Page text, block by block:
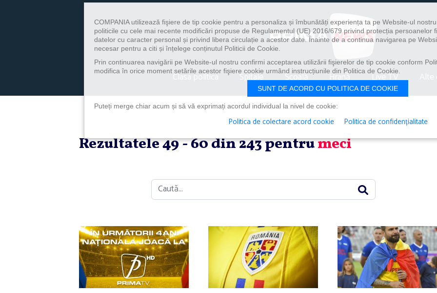
Clasa politica Spitale Școală Hrană Live TV
Rezultatele 49 - 60 din 243 pentrumeci
Caută
COMPANIA utilizează fişiere de tip cookie pentru a personaliza și îmbunătăți experiența ta pe Website-ul
politicile cu cele mai recente modificări propuse de Regulamentul (UE) 2016/679 privind protecția persoanelor
datelor cu caracter personal și privind libera circulație a acestor date. Înainte de a continua navigarea pe
necesar pentru a citi și înțelege conținutul Politicii de Cookie.
Prin continuarea navigării pe Website-ul nostru confirmi acceptarea utilizării fişierelor de tip cookie conform
modifica în orice moment setările acestor fişiere cookie urmând instrucțiunile din Politica de Cookie.
SUNT DE ACORD CU POLITICA DE COOKIE
Puteți merge chiar acum și să vă exprimați acordul individual la nivel de cookie:
Politica de colectare acord cookie Politica de confidențialitate